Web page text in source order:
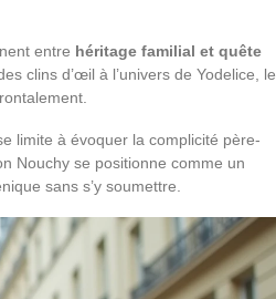
entre héritage familial et quête
clins d’œil à l’univers de Yodelice, le
limite à évoquer la complicité père-
Nouchy se positionne comme un
sans s’y soumettre.